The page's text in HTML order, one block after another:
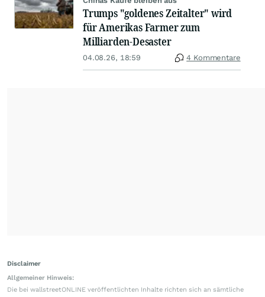
Trumps "goldenes Zeitalter" wird
für Amerikas Farmer zum
Milliarden-Desaster
04.08.26, 18:59 4 Kommentare
Disclaimer
Allgemeiner Hinweis:
Die bei wallstreetONLINE veröffentlichten Inhalte richten sich an sämtliche